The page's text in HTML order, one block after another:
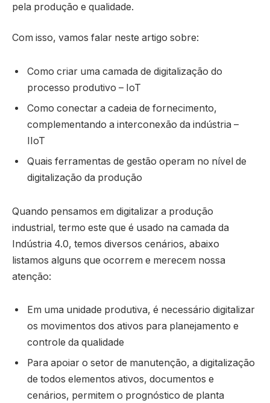
pela produção e qualidade.
Com isso, vamos falar neste artigo sobre:
Como criar uma camada de digitalização do
processo produtivo – IoT
Como conectar a cadeia de fornecimento,
complementando a interconexão da indústria –
IIoT
Quais ferramentas de gestão operam no nível de
digitalização da produção
Quando pensamos em digitalizar a produção
industrial, termo este que é usado na camada da
Indústria 4.0, temos diversos cenários, abaixo
listamos alguns que ocorrem e merecem nossa
atenção:
Em uma unidade produtiva, é necessário digitalizar
os movimentos dos ativos para planejamento e
controle da qualidade
Para apoiar o setor de manutenção, a digitalização
de todos elementos ativos, documentos e
cenários, permitem o prognóstico de planta